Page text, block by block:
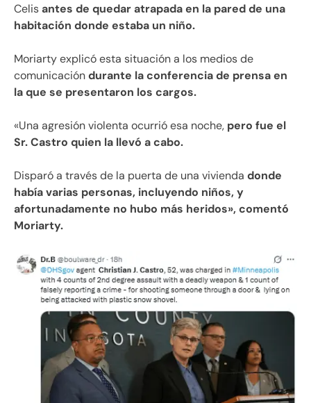
Celisantes de quedar atrapada en la pared de una
habitación donde estaba un niño.
Moriarty explicó esta situación a los medios de
comunicacióndurante la conferencia de prensa en
la que se presentaron los cargos.
«Una agresión violenta ocurrió esa noche, pero fue el
Sr. Castro quien la llevó a cabo.
Disparó a través de la puerta de una vivienda donde
había varias personas, incluyendo niños, y
afortunadamente no hubo más heridos», comentó
Moriarty.